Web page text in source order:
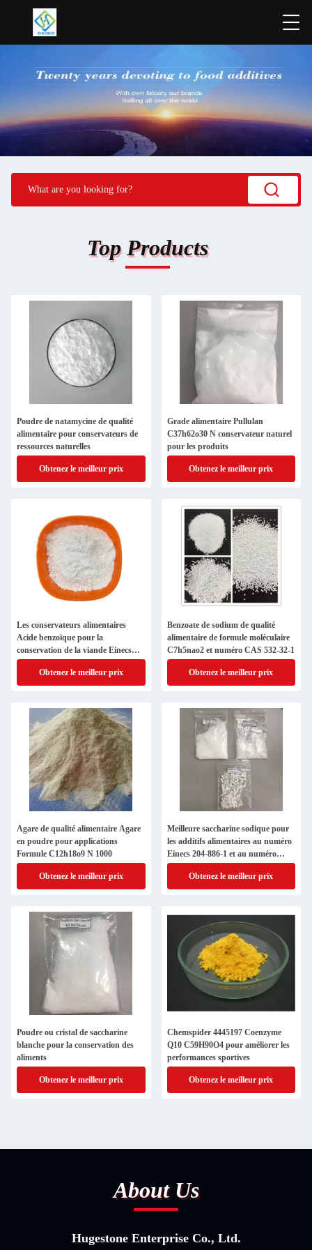
Top Products
Poudre de natamycine de qualité
alimentaire pour conservateurs de
ressources naturelles
Obtenez le meilleur prix
Grade alimentaire Pullulan
C37h62o30 N conservateur naturel
pour les produits
Obtenez le meilleur prix
Les conservateurs alimentaires
Acide benzoïque pour la
conservation de la viande Einecs
numéro 200-618-2
Obtenez le meilleur prix
Benzoate de sodium de qualité
alimentaire de formule moléculaire
C7h5nao2 et numéro CAS 532-32-1
Obtenez le meilleur prix
Agare de qualité alimentaire Agare
en poudre pour applications
Formule C12h18o9 N 1000
Obtenez le meilleur prix
Meilleure saccharine sodique pour
les additifs alimentaires au numéro
Einecs 204-886-1 et au numéro
CAS 6155-57-3
Obtenez le meilleur prix
Poudre ou cristal de saccharine
blanche pour la conservation des
aliments
Obtenez le meilleur prix
Chemspider 4445197 Coenzyme
Q10 C59H90O4 pour améliorer les
performances sportives
Obtenez le meilleur prix
About Us
Hugestone Enterprise Co., Ltd.